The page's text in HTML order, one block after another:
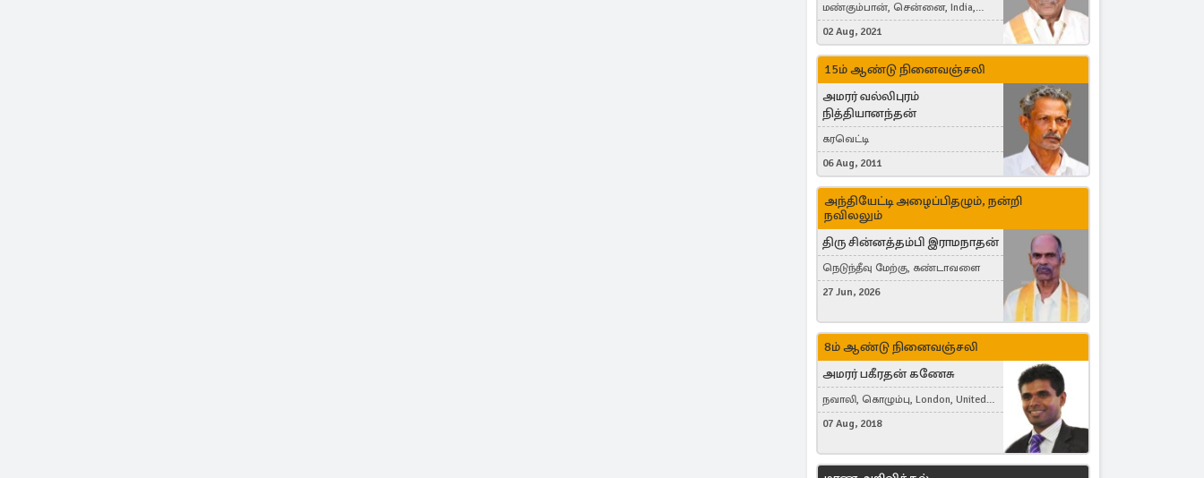
மண்கும்பான், சென்னை, India,
Cergy, France
02 Aug, 2021
15ம் ஆண்டு நினைவஞ்சலி
அமரர் வல்லிபுரம்
நித்தியானந்தன்
கரவெட்டி
06 Aug, 2011
அந்தியேட்டி அழைப்பிதழும், நன்றி
நவிலலும்
திரு சின்னத்தம்பி இராமநாதன்
நெடுந்தீவு மேற்கு, கண்டாவளை
27 Jun, 2026
8ம் ஆண்டு நினைவஞ்சலி
அமரர் பகீரதன் கணேசு
நவாலி, கொழும்பு, London, United
Kingdom
07 Aug, 2018